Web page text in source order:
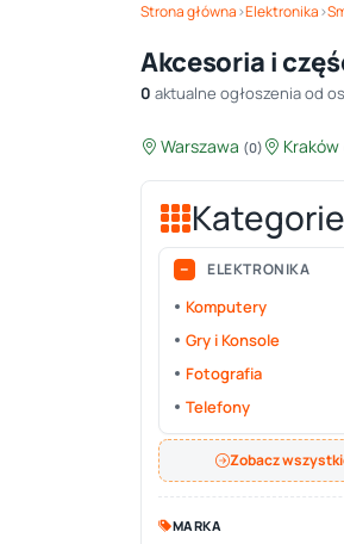
Strona główna›Elektronika›
Akcesoria i
0 aktualne ogłoszenia od
Warszawa (0) Kraków
Kategorie
ELEKTRONIKA
Komputery
Gry i Konsole
Fotografia
Telefony
Zobacz
MARKA